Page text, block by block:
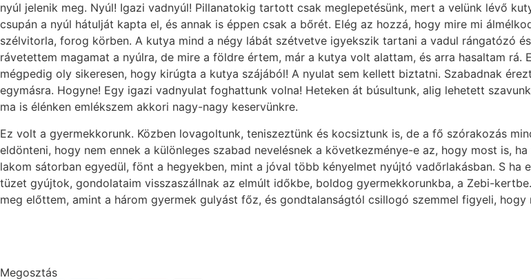
nyúl jelenik meg. Nyúl! Igazi vadnyúl! Pillanatokig tartott csak meglepetésünk, mert a velünk lévő
csupán a nyúl hátulját kapta el, és annak is éppen csak a bőrét. Elég az hozzá, hogy mire mi
szélvitorla, forog körben. A kutya mind a négy lábát szétvetve igyekszik tartani a vadul rángatózó
rávetettem magamat a nyúlra, de mire a földre értem, már a kutya volt alattam, és arra hasaltam
mégpedig oly sikeresen, hogy kirúgta a kutya szájából! A nyulat sem kellett biztatni. Szabadnak
egymásra. Hogyne! Egy igazi vadnyulat foghattunk volna! Heteken át búsultunk, alig lehetett
ma is élénken emlékszem akkori nagy-nagy keservünkre.
Ez volt a gyermekkorunk. Közben lovagoltunk, teniszeztünk és kocsiztunk is, de a fő szórakozás
eldönteni, hogy nem ennek a különleges szabad nevelésnek a következménye-e az, hogy most is,
lakom sátorban egyedül, fönt a hegyekben, mint a jóval több kényelmet nyújtó vadőrlakásban. S
tüzet gyújtok, gondolataim visszaszállnak az elmúlt időkbe, boldog gyermekkorunkba, a Zebi-
meg előttem, amint a három gyermek gulyást főz, és gondtalanságtól csillogó szemmel figyeli,
Megosztás